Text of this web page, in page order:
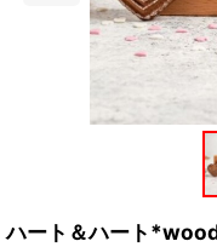
ハート＆ハート